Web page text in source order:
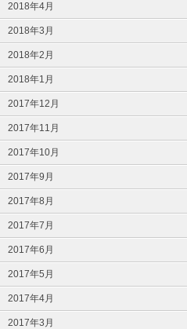
2018年4月
2018年3月
2018年2月
2018年1月
2017年12月
2017年11月
2017年10月
2017年9月
2017年8月
2017年7月
2017年6月
2017年5月
2017年4月
2017年3月